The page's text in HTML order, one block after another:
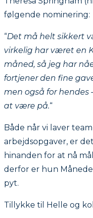
følgende nominering:
“Det må helt sikkert
virkelig har været en
måned, så jeg har
fortjener den fine
men også for hendes
at være på.“
Både når vi laver
arbejdsopgaver, er
hinanden for at nå
derfor er hun
pyt.
Tillykke til Helle og